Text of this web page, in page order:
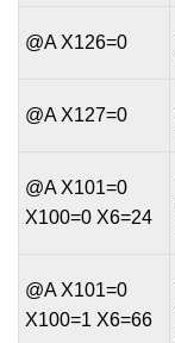
@A X126=0
@A X127=0
@A X101=0
X100=0 X6=24
@A X101=0
X100=1 X6=66